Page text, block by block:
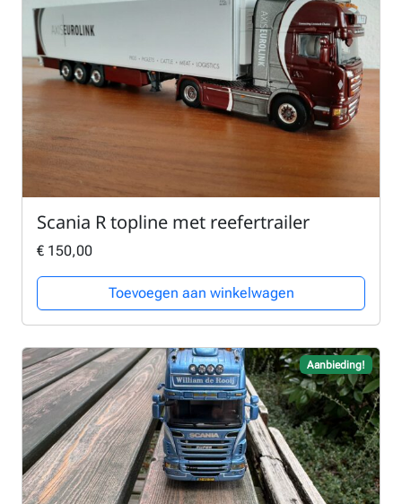
Scania R topline met reefertrailer
€ 150,00
Toevoegen aan winkelwagen
Aanbieding!